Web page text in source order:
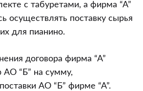
с табуретами, а фирма “А”
осуществлять поставку сырья
для пианино.
договора фирма “А”
АО “Б” на сумму,
АО “Б” фирме “А”.